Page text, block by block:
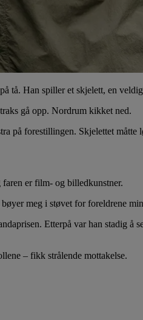
tå. Han spiller et skjelett, en
gå opp. Nordrum kikket ned.
på forestillingen. Skjelettet måtte
er film- og billedkunstner.
meg i støvet for foreldrene
Etterpå var han stadig å
– fikk strålende mottakelse.